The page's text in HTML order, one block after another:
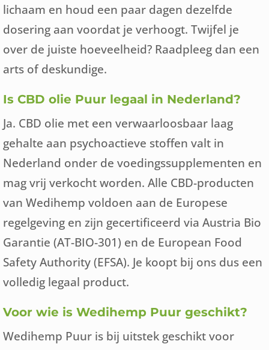
lichaam en houd een paar dagen dezelfde
dosering aan voordat je verhoogt. Twijfel je
over de juiste hoeveelheid? Raadpleeg dan een
arts of deskundige.
Is CBD olie Puur legaal in Nederland?
Ja. CBD olie met een verwaarloosbaar laag
gehalte aan psychoactieve stoffen valt in
Nederland onder de voedingssupplementen en
mag vrij verkocht worden. Alle CBD-producten
van Wedihemp voldoen aan de Europese
regelgeving en zijn gecertificeerd via Austria Bio
Garantie (AT-BIO-301) en de European Food
Safety Authority (EFSA). Je koopt bij ons dus een
volledig legaal product.
Voor wie is Wedihemp Puur geschikt?
Wedihemp Puur is bij uitstek geschikt voor